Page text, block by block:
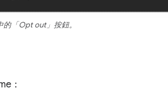
的「Opt out」按鈕。
：